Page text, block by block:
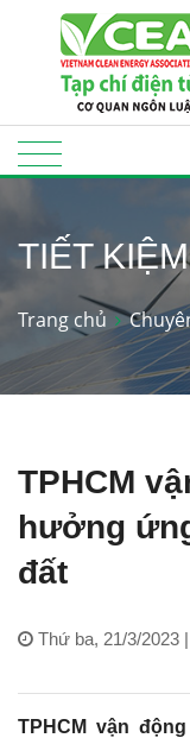
TIẾT
Trang chủ
TPHCM
hưởng
đất
Thứ ba, 21/3/2023
TPHCM vận